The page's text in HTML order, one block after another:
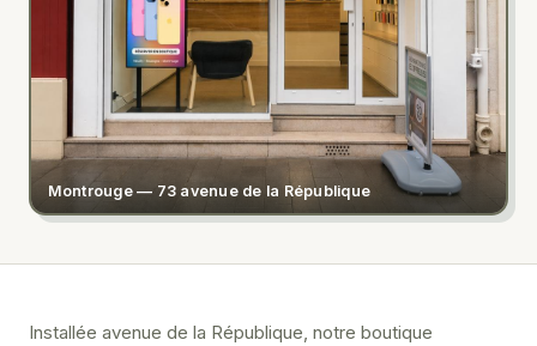
Montrouge — 73 avenue de la République
Installée avenue de la République, notre boutique